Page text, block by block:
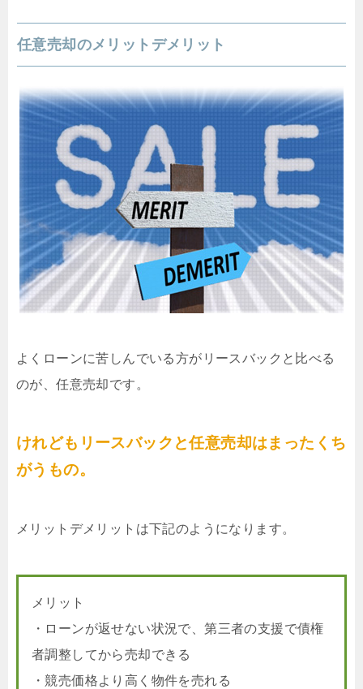
任意売却のメリットデメリット
よくローンに苦しんでいる方がリースバックと比べる
のが、任意売却です。
けれどもリースバックと任意売却はまったくち
がうもの。
メリットデメリットは下記のようになります。
メリット
・ローンが返せない状況で、第三者の支援で債権
者調整してから売却できる
・競売価格より高く物件を売れる